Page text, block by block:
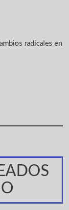
radicales en